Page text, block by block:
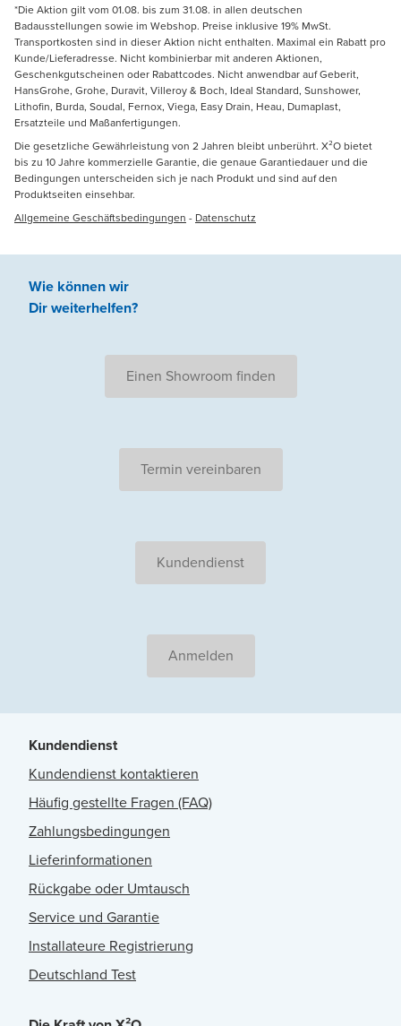
*Die Aktion gilt vom 01.08. bis zum 31.08. in allen deutschen
Badausstellungen sowie im Webshop. Preise inklusive 19% MwSt.
Transportkosten sind in dieser Aktion nicht enthalten. Maximal ein Rabatt pro
Kunde/Lieferadresse. Nicht kombinierbar mit anderen Aktionen,
Geschenkgutscheinen oder Rabattcodes. Nicht anwendbar auf Geberit,
HansGrohe, Grohe, Duravit, Villeroy & Boch, Ideal Standard, Sunshower,
Lithofin, Burda, Soudal, Fernox, Viega, Easy Drain, Heau, Dumaplast,
Ersatzteile und Maßanfertigungen.
Die gesetzliche Gewährleistung von 2 Jahren bleibt unberührt. X²O bietet
bis zu 10 Jahre kommerzielle Garantie, die genaue Garantiedauer und die
Bedingungen unterscheiden sich je nach Produkt und sind auf den
Produktseiten einsehbar.
Allgemeine Geschäftsbedingungen - Datenschutz
Wie können wir
Dir weiterhelfen?
Einen Showroom finden
Termin vereinbaren
Kundendienst
Anmelden
Kundendienst
Kundendienst kontaktieren
Häufig gestellte Fragen (FAQ)
Zahlungsbedingungen
Lieferinformationen
Rückgabe oder Umtausch
Service und Garantie
Installateure Registrierung
Deutschland Test